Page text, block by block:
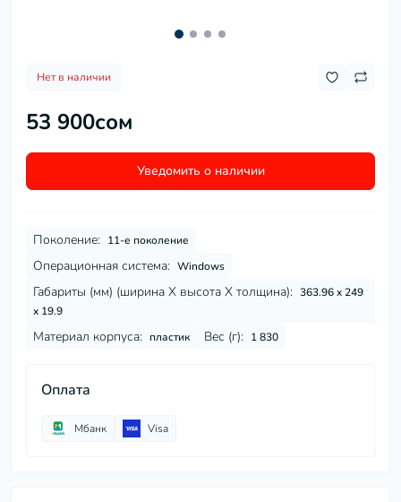
Нет в наличии
53 900сом
Уведомить о наличии
Поколение: 11-е поколение
Операционная система: Windows
Габариты (мм) (ширина Х высота Х толщина): 363.96 x 249
x 19.9
Материал корпуса: пластик Вес (г): 1 830
Оплата
Мбанк Visa